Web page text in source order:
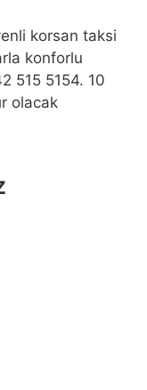
korsan taksi
konforlu
515 5154. 10
olacak